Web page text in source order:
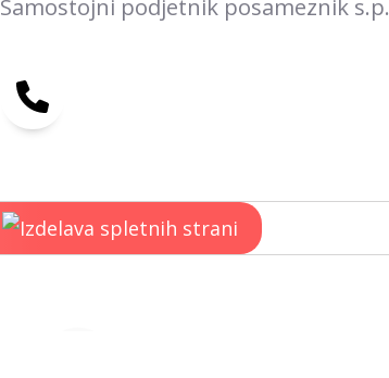
Samostojni podjetnik posameznik s.p.